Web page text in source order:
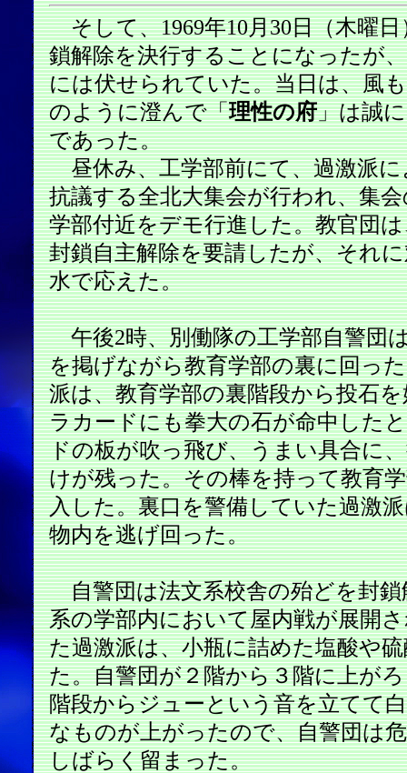
そして、1969年10月30日（木曜日
鎖解除を決行することになったが
には伏せられていた。当日は、風
のように澄んで「理性の府」は誠
であった。
昼休み、工学部前にて、過激派に
抗議する全北大集会が行われ、集
学部付近をデモ行進した。教官団
封鎖自主解除を要請したが、それ
水で応えた。
午後2時、別働隊の工学部自警団
を掲げながら教育学部の裏に回っ
派は、教育学部の裏階段から投石
ラカードにも拳大の石が命中した
ドの板が吹っ飛び、うまい具合に
けが残った。その棒を持って教育
入した。裏口を警備していた過激
物内を逃げ回った。
自警団は法文系校舎の殆どを封鎖
系の学部内において屋内戦が展開
た過激派は、小瓶に詰めた塩酸や
た。自警団が２階から３階に上が
階段からジューという音を立てて
なものが上がったので、自警団は
しばらく留まった。